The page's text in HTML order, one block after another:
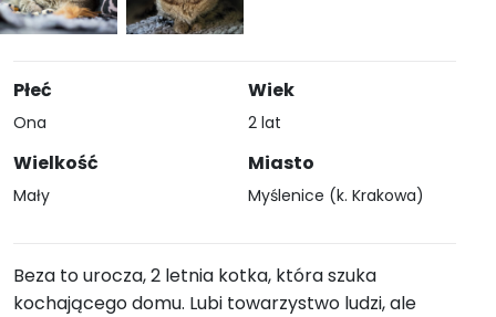
Płeć
Ona
Wielkość
Mały
Wiek
2 lat
Miasto
Myślenice (k. Krakowa)
Beza to urocza, 2 letnia kotka, która szuka
kochającego domu. Lubi towarzystwo ludzi, ale